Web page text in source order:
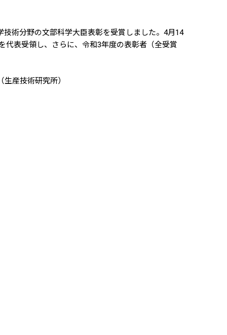
術分野の文部科学大臣表彰を受賞しました。4月14
代表受領し、さらに、令和3年度の表彰者（全受賞
生産技術研究所）